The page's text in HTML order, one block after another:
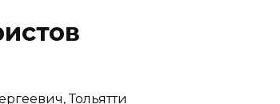
, Тольятти